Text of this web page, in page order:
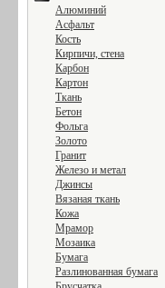
Алюминий
Асфальт
Кость
Кирпичи, стена
Карбон
Картон
Ткань
Бетон
Фольга
Золото
Гранит
Железо и метал
Джинсы
Вязаная ткань
Кожа
Мрамор
Мозаика
Бумага
Разлинованная бумага